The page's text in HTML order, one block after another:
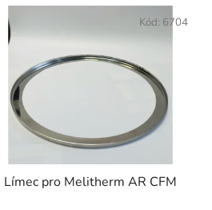
Límec pro Melitherm AR CFM
Kód: 6704